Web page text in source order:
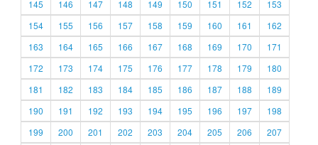
145
146 147 148 149 150 151 152
153
154
155 156 157 158 159 160 161
162
163
164 165 166 167 168 169 170
171
172
173 174 175 176 177 178 179
180
181
182 183 184 185 186 187 188
189
190
191 192 193 194 195 196 197
198
199
200 201 202 203 204 205 206
207